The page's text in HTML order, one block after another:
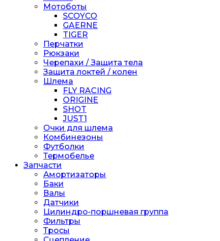
Мотоботы
SCOYCO
GAERNE
TIGER
Перчатки
Рюкзаки
Черепахи / Защита тела
Защита локтей / колен
Шлема
FLY RACING
ORIGINE
SHOT
JUST1
Очки для шлема
Комбинезоны
Футболки
Термобелье
Запчасти
Амортизаторы
Баки
Валы
Датчики
Цилиндро-поршневая группа
Фильтры
Тросы